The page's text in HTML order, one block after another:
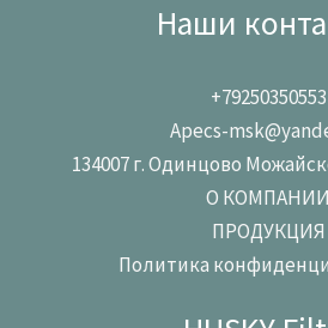
Наши
+79250350553
Apecs-
134007 г. Одинцово
О КОМПАНИИ
ПРОДУКЦИЯ
Политика